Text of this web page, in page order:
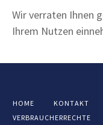
Wir verraten Ihnen
Ihrem Nutzen
HOME KONTAKT
VERBRAUCHERRECHTE